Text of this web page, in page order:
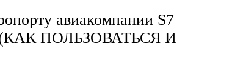
авиакомпании S7
(КАК ПОЛЬЗОВАТЬСЯ И